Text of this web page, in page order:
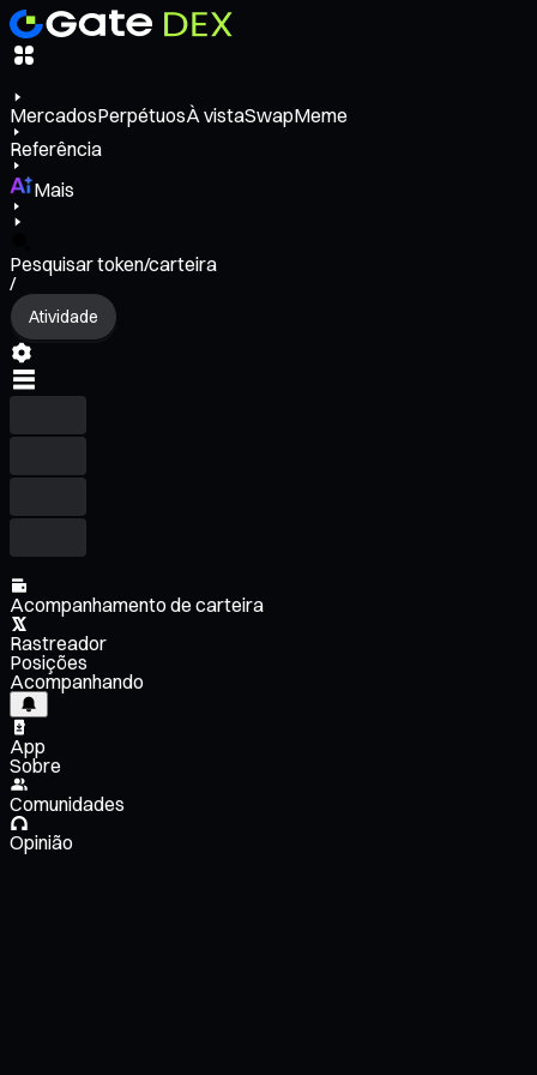
MercadosPerpétuosÀ vistaSwapMeme
Referência
Mais
Pesquisar token/carteira
/
Atividade
Acompanhamento de carteira
Rastreador
Posições
Acompanhando
App
Sobre
Comunidades
Opinião